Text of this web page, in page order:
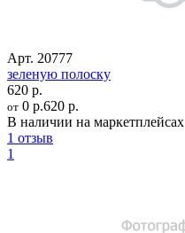
Арт. 20777
зеленую полоску
620 р.
от 0 р.620 р.
В наличии на маркетплейсах
1 отзыв
1